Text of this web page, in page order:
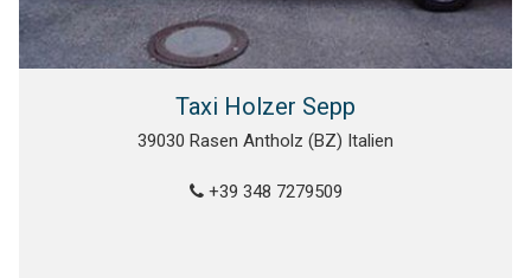
Taxi Holzer Sepp
39030 Rasen Antholz (BZ) Italien
+39 348 7279509